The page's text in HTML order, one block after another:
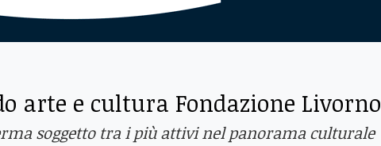
arte e cultura Fondazione Livorno
soggetto tra i più attivi nel panorama culturale